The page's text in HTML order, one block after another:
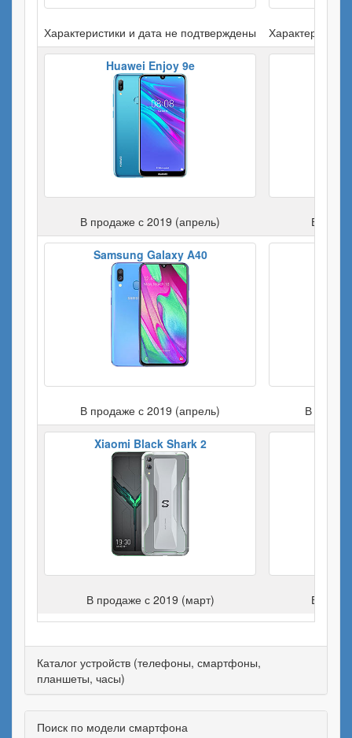
Характеристики и дата не подтверждены
Huawei Enjoy 9e
В продаже с 2019 (апрель) В
Samsung Galaxy A40
В продаже с 2019 (апрель) В
Xiaomi Black Shark 2
В продаже с 2019 (март) В
Каталог устройств (телефоны, смартфоны,
планшеты, часы)
Поиск по модели смартфона